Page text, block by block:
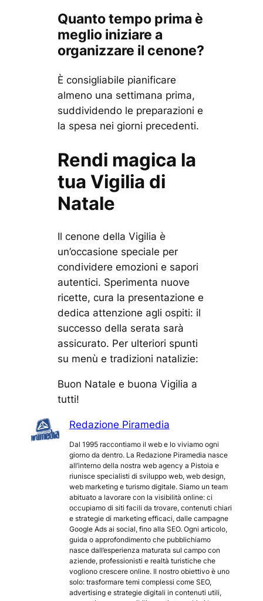
Quanto tempo prima è
meglio iniziare a
organizzare il cenone?
È consigliabile pianificare
almeno una settimana prima,
suddividendo le preparazioni e
la spesa nei giorni precedenti.
Rendi magica la
tua Vigilia di
Natale
Il cenone della Vigilia è
un’occasione speciale per
condividere emozioni e sapori
autentici. Sperimenta nuove
ricette, cura la presentazione e
dedica attenzione agli ospiti: il
successo della serata sarà
assicurato. Per ulteriori spunti
su menù e tradizioni natalizie:
Buon Natale e buona Vigilia a
tutti!
Redazione Piramedia
Dal 1995 raccontiamo il web e lo viviamo ogni
giorno da dentro. La Redazione Piramedia nasce
all’interno della nostra web agency a Pistoia e
riunisce specialisti di sviluppo web, web design,
web marketing e turismo digitale. Siamo un team
abituato a lavorare con la visibilità online: ci
occupiamo di siti facili da trovare, contenuti chiari
e strategie di marketing efficaci, dalle campagne
Google Ads ai social, fino alla SEO. Ogni articolo,
guida o approfondimento che pubblichiamo
nasce dall’esperienza maturata sul campo con
aziende, professionisti e realtà turistiche che
vogliono crescere online. Il nostro obiettivo è uno
solo: trasformare temi complessi come SEO,
advertising e strategie digitali in contenuti utili,